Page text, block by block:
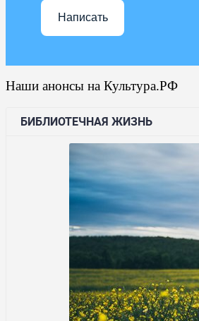
Написать
Наши анонсы на Культура.РФ